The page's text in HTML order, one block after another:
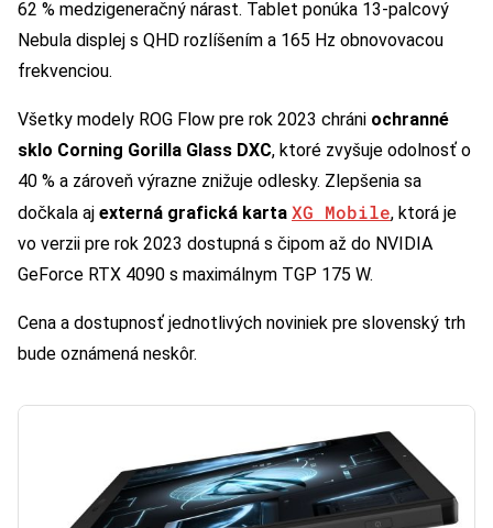
62 % medzigeneračný nárast. Tablet ponúka 13-palcový
Nebula displej s QHD rozlíšením a 165 Hz obnovovacou
frekvenciou.
Všetky modely ROG Flow pre rok 2023 chráni ochranné
sklo Corning Gorilla Glass DXC, ktoré zvyšuje odolnosť o
40 % a zároveň výrazne znižuje odlesky. Zlepšenia sa
dočkala aj externá grafická karta XG Mobile, ktorá je
vo verzii pre rok 2023 dostupná s čipom až do NVIDIA
GeForce RTX 4090 s maximálnym TGP 175 W.
Cena a dostupnosť jednotlivých noviniek pre slovenský trh
bude oznámená neskôr.